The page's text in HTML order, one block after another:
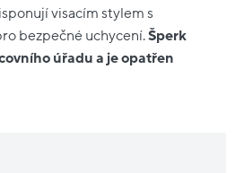
visacím stylem s
bezpečné uchycení.Šperk
úřadu a je opatřen